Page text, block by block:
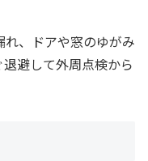
、ドアや窓のゆがみ
避して外周点検から